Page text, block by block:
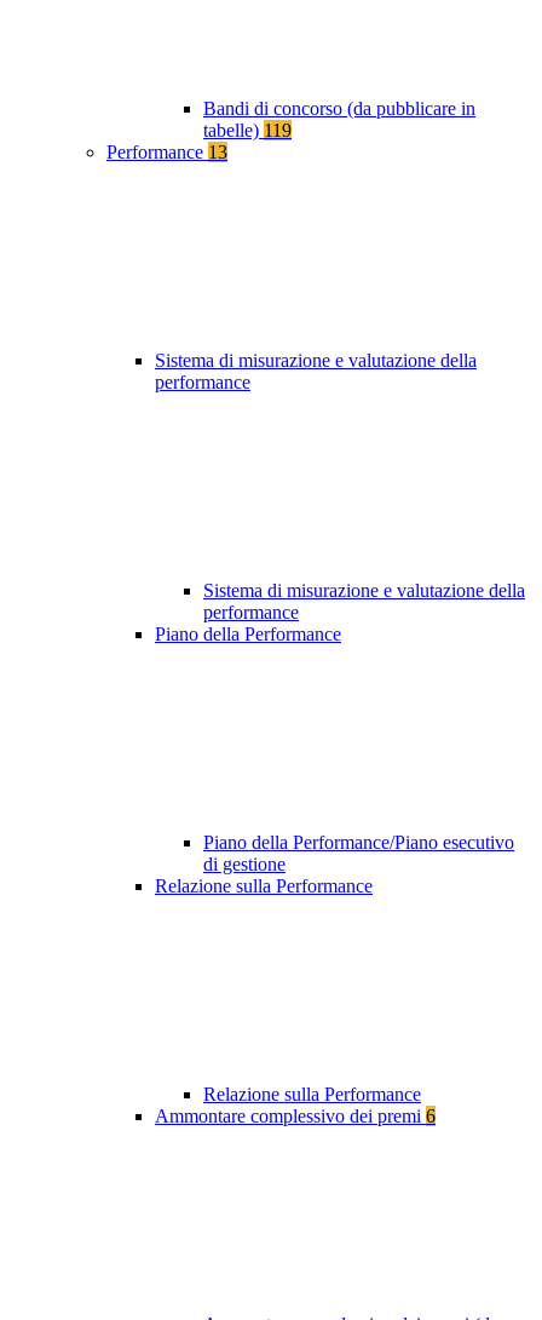
Bandi di concorso (da pubblicare in
tabelle) 119
Performance 13
Sistema di misurazione e valutazione della
performance
Sistema di misurazione e valutazione della
performance
Piano della Performance
Piano della Performance/Piano esecutivo
di gestione
Relazione sulla Performance
Relazione sulla Performance
Ammontare complessivo dei premi 6